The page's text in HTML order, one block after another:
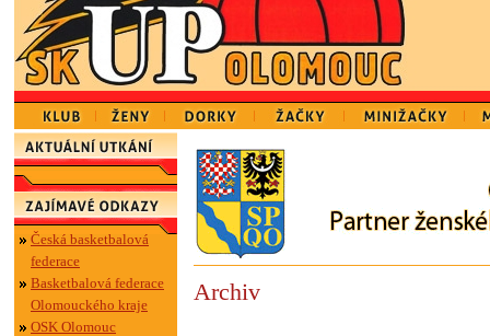
Česká basketbalová
federace
Basketbalová federace
Olomouckého kraje
OSK Olomouc
Archiv